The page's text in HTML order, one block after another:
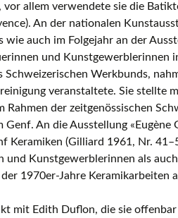
allem verwendete sie die
An der nationalen
auch im Folgejahr an der
und Kunstgewerblerinnen
Werkbunds,
veranstaltete. Sie stellte
Rahmen der zeitgenössischen
An die Ausstellung «Eugène
Keramiken (Gilliard 1961, Nr.
und Kunstgewerblerinnen als
1970er-Jahre Keramikarbeiten
mit Edith Duflon, die sie